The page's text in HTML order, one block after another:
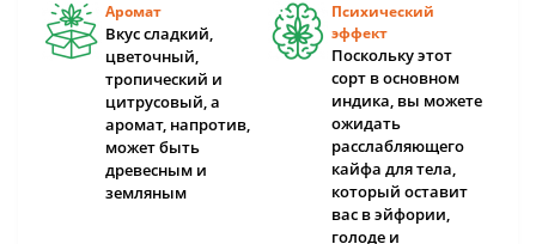
Аромат
Вкус сладкий,
цветочный,
тропический и
цитрусовый, а
аромат, напротив,
может быть
древесным и
земляным
Психический
эффект
Поскольку этот
сорт в основном
индика, вы можете
ожидать
расслабляющего
кайфа для тела,
который оставит
вас в эйфории,
голоде и